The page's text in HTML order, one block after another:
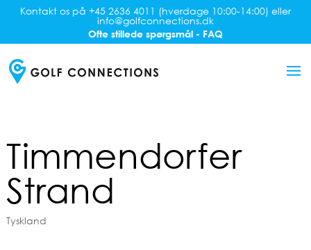
Kontakt os på +45 2636 4011 (hverdage 10:00-14:00) eller
info@golfconnections.dk
Ofte stillede spørgsmål - FAQ
Timmendorfer
Strand
Tyskland